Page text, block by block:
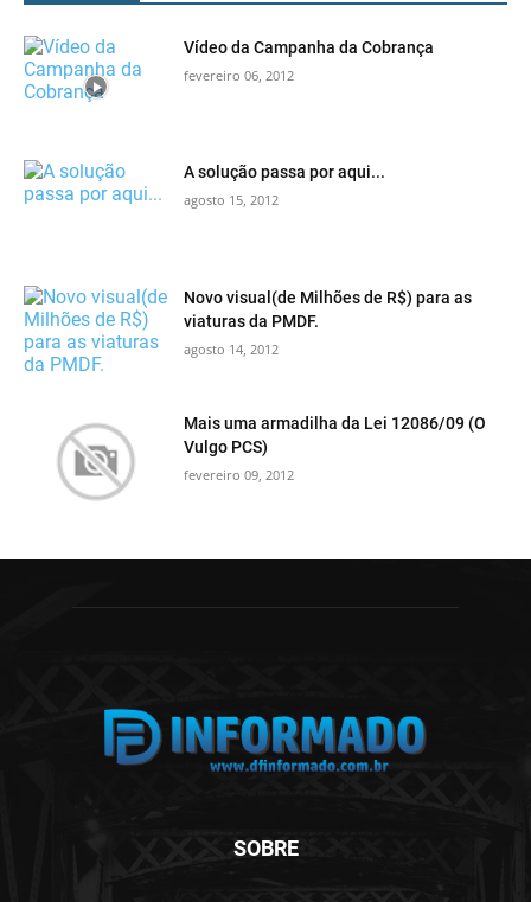
Vídeo da Campanha da Cobrança
fevereiro 06, 2012
A solução passa por aqui...
agosto 15, 2012
Novo visual(de Milhões de R$) para as
viaturas da PMDF.
agosto 14, 2012
Mais uma armadilha da Lei 12086/09 (O
Vulgo PCS)
fevereiro 09, 2012
SOBRE